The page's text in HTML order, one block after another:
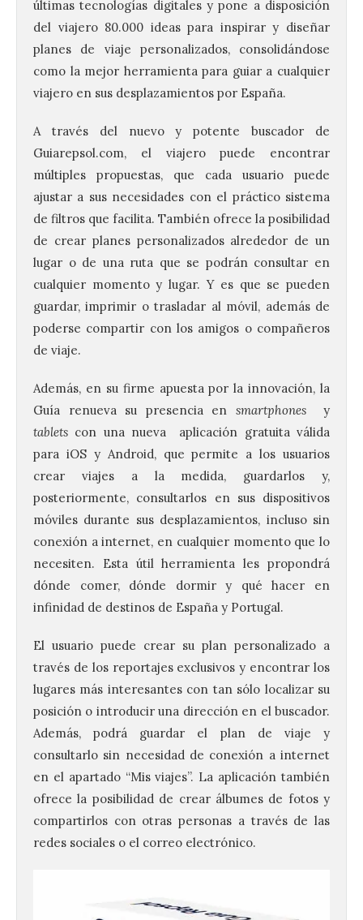
últimas tecnologías digitales y pone a disposición
del viajero 80.000 ideas para inspirar y diseñar
planes de viaje personalizados, consolidándose
como la mejor herramienta para guiar a cualquier
viajero en sus desplazamientos por España.
A través del nuevo y potente buscador de
Guiarepsol.com, el viajero puede encontrar
múltiples propuestas, que cada usuario puede
ajustar a sus necesidades con el práctico sistema
de filtros que facilita. También ofrece la posibilidad
de crear planes personalizados alrededor de un
lugar o de una ruta que se podrán consultar en
cualquier momento y lugar. Y es que se pueden
guardar, imprimir o trasladar al móvil, además de
poderse compartir con los amigos o compañeros
de viaje.
Además, en su firme apuesta por la innovación, la
Guía renueva su presencia en smartphonesy
tablets con una nueva aplicación gratuita válida
para iOS y Android, que permite a los usuarios
crear viajes a la medida, guardarlos y,
posteriormente, consultarlos en sus dispositivos
móviles durante sus desplazamientos, incluso sin
conexión a internet, en cualquier momento que lo
necesiten. Esta útil herramienta les propondrá
dónde comer, dónde dormir y qué hacer en
infinidad de destinos de España y Portugal.
El usuario puede crear su plan personalizado a
través de los reportajes exclusivos y encontrar los
lugares más interesantes con tan sólo localizar su
posición o introducir una dirección en el buscador.
Además, podrá guardar el plan de viaje y
consultarlo sin necesidad de conexión a internet
en el apartado “Mis viajes”. La aplicación también
ofrece la posibilidad de crear álbumes de fotos y
compartirlos con otras personas a través de las
redes sociales o el correo electrónico.